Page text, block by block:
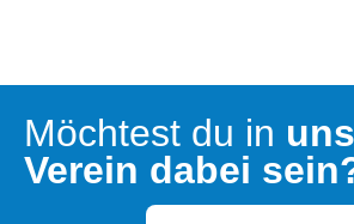
Möchtest du in
Verein dabei